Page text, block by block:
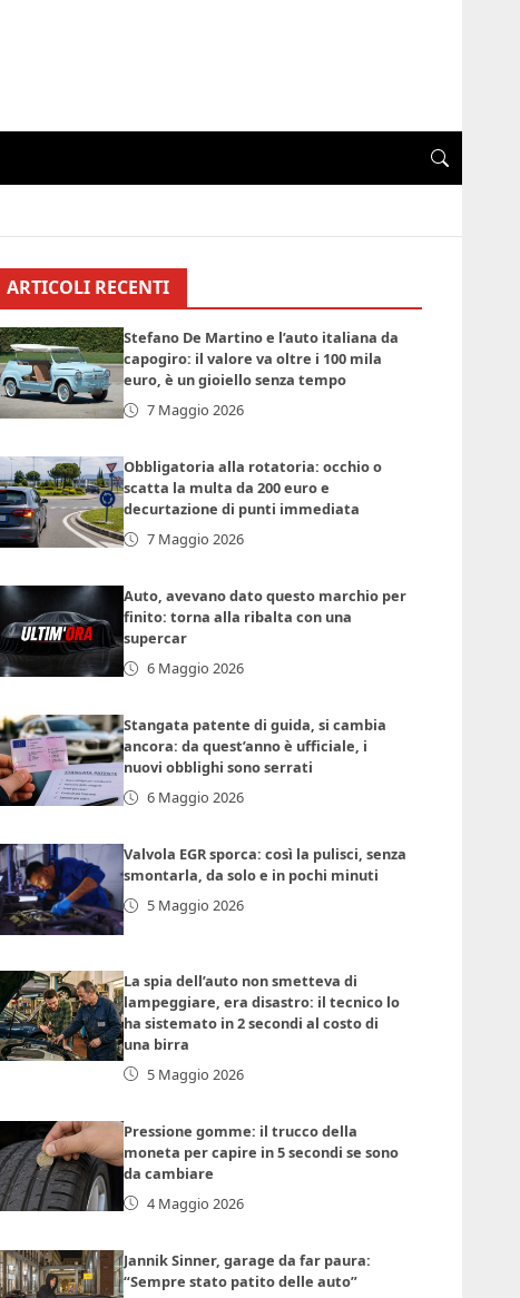
ARTICOLI RECENTI
Stefano De Martino e l’auto italiana da
capogiro: il valore va oltre i 100 mila
euro, è un gioiello senza tempo
7 Maggio 2026
Obbligatoria alla rotatoria: occhio o
scatta la multa da 200 euro e
decurtazione di punti immediata
7 Maggio 2026
Auto, avevano dato questo marchio per
finito: torna alla ribalta con una
supercar
6 Maggio 2026
Stangata patente di guida, si cambia
ancora: da quest’anno è ufficiale, i
nuovi obblighi sono serrati
6 Maggio 2026
Valvola EGR sporca: così la pulisci, senza
smontarla, da solo e in pochi minuti
5 Maggio 2026
La spia dell’auto non smetteva di
lampeggiare, era disastro: il tecnico lo
ha sistemato in 2 secondi al costo di
una birra
5 Maggio 2026
Pressione gomme: il trucco della
moneta per capire in 5 secondi se sono
da cambiare
4 Maggio 2026
Jannik Sinner, garage da far paura:
“Sempre stato patito delle auto”